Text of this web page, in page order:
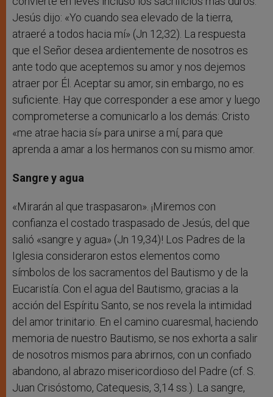
Jesús dijo: «Yo cuando sea elevado de la tierra,
atraeré a todos hacia mí» (Jn 12,32). La respuesta
que el Señor desea ardientemente de nosotros es
ante todo que aceptemos su amor y nos dejemos
atraer por Él. Aceptar su amor, sin embargo, no es
suficiente. Hay que corresponder a ese amor y luego
comprometerse a comunicarlo a los demás: Cristo
«me atrae hacia sí» para unirse a mí, para que
aprenda a amar a los hermanos con su mismo amor.
Sangre y agua
«Mirarán al que traspasaron». ¡Miremos con
confianza el costado traspasado de Jesús, del que
salió «sangre y agua» (Jn 19,34)! Los Padres de la
Iglesia consideraron estos elementos como
símbolos de los sacramentos del Bautismo y de la
Eucaristía. Con el agua del Bautismo, gracias a la
acción del Espíritu Santo, se nos revela la intimidad
del amor trinitario. En el camino cuaresmal, haciendo
memoria de nuestro Bautismo, se nos exhorta a salir
de nosotros mismos para abrirnos, con un confiado
abandono, al abrazo misericordioso del Padre (cf. S.
Juan Crisóstomo, Catequesis, 3,14 ss.). La sangre,